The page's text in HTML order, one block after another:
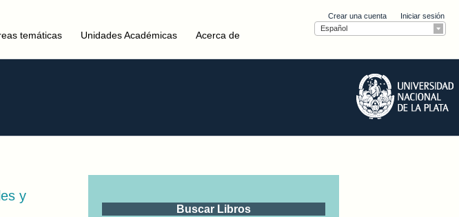
Crear una cuenta
Iniciar sesión
Español
temáticas Unidades Académicas Acerca de
y
Buscar Libros